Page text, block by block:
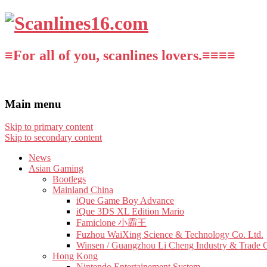
≡For all of you, scanlines lovers.≡≡≡≡
Main menu
Skip to primary content
Skip to secondary content
News
Asian Gaming
Bootlegs
Mainland China
iQue Game Boy Advance
iQue 3DS XL Edition Mario
Famiclone 小霸王
Fuzhou WaiXing Science & Technology Co. Ltd.
Winsen / Guangzhou Li Cheng Industry & Trade
Hong Kong